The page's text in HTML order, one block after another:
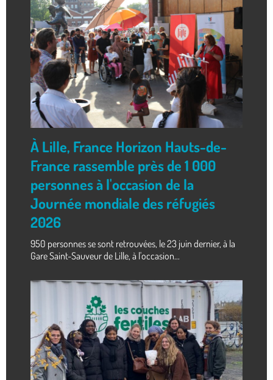
À Lille, France Horizon Hauts-de-
France rassemble près de 1 000
personnes à l'occasion de la
Journée mondiale des réfugiés
2026
950 personnes se sont retrouvées, le 23 juin dernier, à la
Gare Saint-Sauveur de Lille, à l'occasion...